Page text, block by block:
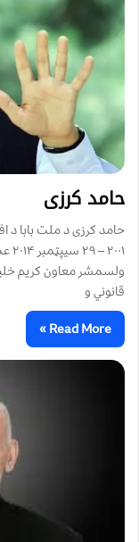
حامد کرزی
ولسمشر معاون کريم
قانوني و
Read More »